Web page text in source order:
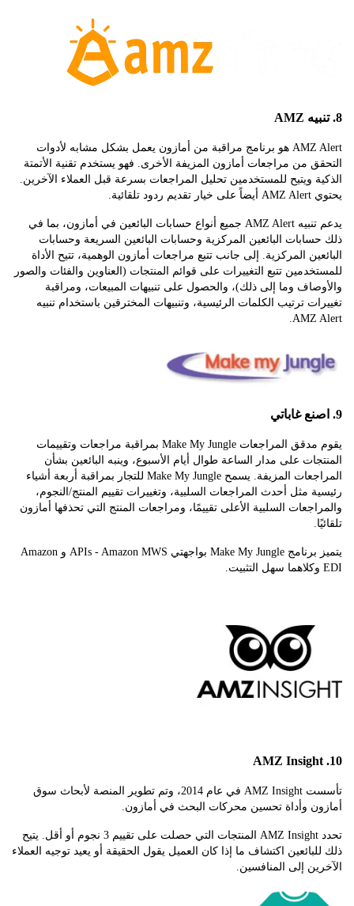
AMZ Alert هو برنامج مراقبة من أمازون يعمل بشكل مشابه لأدوات
من مراجعات أمازون المزيفة الأخرى. فهو يستخدم تقنية الأتمتة
ويتيح للمستخدمين تحليل المراجعات بسرعة قبل العملاء الآخرين.
يدعم تنبيه AMZ Alert جميع أنواع حسابات البائعين في أمازون، بما في
البائعين المركزية وحسابات البائعين السريعة وحسابات
المركزية. إلى جانب تتبع مراجعات أمازون الوهمية، تتيح الأداة
تتبع التغييرات على قوائم المنتجات (العناوين والفئات والصور
وما إلى ذلك)، والحصول على تنبيهات المبيعات، ومراقبة
ترتيب الكلمات الرئيسية، وتنبيهات المخترقين باستخدام تنبيه
يقوم مدقق المراجعات Make My Jungle بمراقبة مراجعات وتقييمات
على مدار الساعة طوال أيام الأسبوع، وينبه البائعين بشأن
المراجعات المزيفة. يسمح Make My Jungle للتجار بمراقبة أربعة أشياء
مثل أحدث المراجعات السلبية، وتغييرات تقييم المنتج/النجوم،
السلبية الأعلى تقييمًا، ومراجعات المنتج التي تحذفها أمازون
يتميز برنامج Make My Jungle بواجهتي APIs - Amazon MWS و Amazon
تأسست AMZ Insight في عام 2014، وتم تطوير المنصة لأبحاث سوق
وأداة تحسين محركات البحث في أمازون.
تحدد AMZ Insight المنتجات التي حصلت على تقييم 3 نجوم أو أقل. يتيح
اكتشاف ما إذا كان العميل يقول الحقيقة أو يعيد توجيه العملاء
إلى المنافسين.